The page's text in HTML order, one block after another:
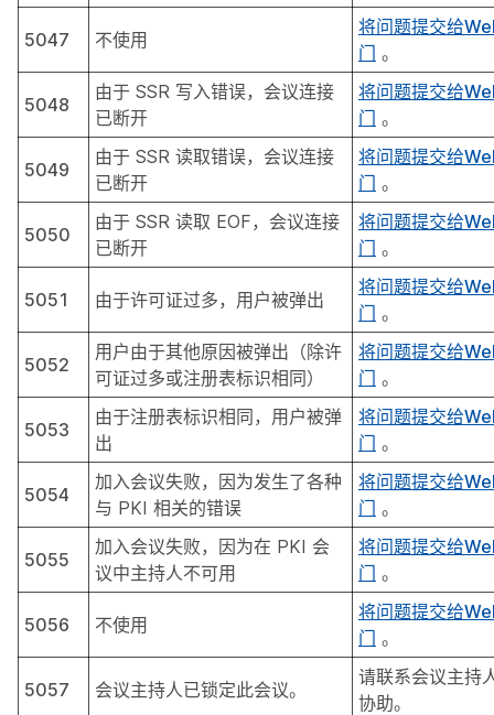
5047 不使用
将问题提交给
门 。
5048
由于 SSR 写入错误，会议连接
已断开
将问题提交给
门 。
5049
由于 SSR 读取错误，会议连接
已断开
将问题提交给
门 。
5050
由于 SSR 读取 EOF，会议连接
已断开
将问题提交给
门 。
5051 由于许可证过多，用户被弹出
将问题提交给
门 。
5052
用户由于其他原因被弹出（除许
可证过多或注册表标识相同）
将问题提交给
门 。
5053
由于注册表标识相同，用户被弹
出
将问题提交给
门 。
5054
加入会议失败，因为发生了各种
与 PKI 相关的错误
将问题提交给
门 。
5055
加入会议失败，因为在 PKI 会
议中主持人不可用
将问题提交给
门 。
5056 不使用
将问题提交给
门 。
5057 会议主持人已锁定此会议。
请联系会议主持
协助。